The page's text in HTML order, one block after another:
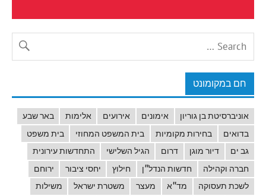
חם במקומונט
אוניברסיטת בן גוריון אימונים אירועים אלימות
באר שבע
בדואים
בחירות מקומיות בית המשפט המחוזי
בית משפט
גב ים
דיור מוגן דרום הגיל השלישי
התחדשות עירונית
חברה וקהילה
חדשות הנדל"ן חילוץ יחסי ציבור
ירוחם
לשכת תעסוקה
מד"א מעצר משטרת ישראל
משילות